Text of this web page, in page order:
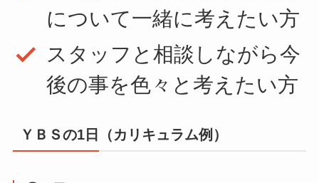
について一緒に考えたい方
スタッフと相談しながら今
後の事を色々と考えたい方
ＹＢＳの1日（カリキュラム例）